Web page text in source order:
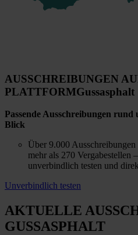
AUSSCHREIBUNGEN
PLATTFORMGussasphalt
Passende Ausschreibungen rund
Blick
Über 9.000
mehr als 270
unverbindlich testen und
Unverbindlich testen
AKTUELLE
GUSSASPHALT